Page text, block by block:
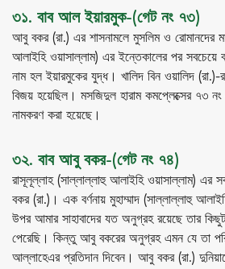
৩১. বাব আল ইয়ারমুক-(গেট নং ৭৩)
আবু বকর (রা.) এর শাসনামলে মুসলিম ও রোমানদের
আলাইহি ওয়াসাল্লাম) এর ইন্তেকালের পর
নাম হল ইয়ারমুকের যুদ্ধ। খালিদ বিন ওয়ালিদ
বিজয় হয়েছিল। মসজিদুল হারাম কমপ্লেক্সের ৭৩ নং
নামকরণ করা হয়েছে।
৩২. বাব আবু বকর-(গেট নং ৭৪)
রাসূলূল্লাহ (সাল্লাল্লাহু আলাইহি ওয়াসাল্লাম) এর
বকর (রা.)। এক বর্ণনায় মুহাম্মাদ (সাল্লাল্লাহু
উপর আমার সাহাবাদের যত অনুগ্রহ রয়েছে তার
পেরেছি। কিন্তু আবু বকরের অনুগ্রহ এমন যে তা
আল্লাহেএর প্রতিদান দিবেন। আবু বকর (রা.)